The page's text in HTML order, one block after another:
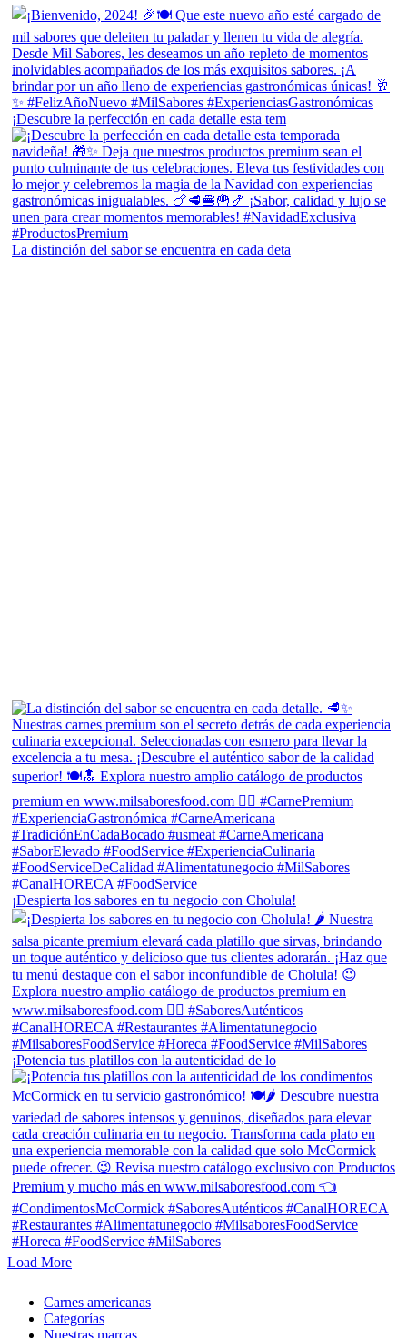
¡Descubre la perfección en cada detalle esta tem
La distinción del sabor se encuentra en cada deta
¡Despierta los sabores en tu negocio con Cholula!
¡Potencia tus platillos con la autenticidad de lo
Load More
Close
Menu
Carnes americanas
Categorías
Nuestras marcas